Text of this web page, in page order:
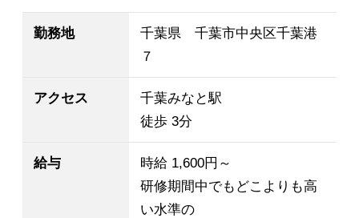
勤務地
千葉県 千葉市中央区千葉港
７
アクセス
千葉みなと駅
徒歩 3分
給与
時給 1,600円～
研修期間中でもどこよりも高
い水準の